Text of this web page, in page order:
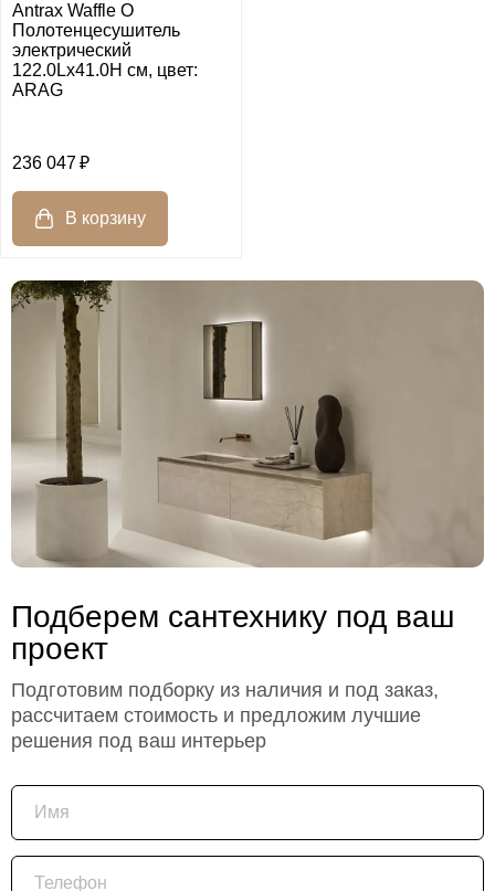
Antrax Waffle O
Полотенцесушитель
электрический
122.0Lх41.0H см, цвет:
ARAG
236 047
Подберем сантехнику под ваш
проект
Подготовим подборку из наличия и под заказ,
рассчитаем стоимость и предложим лучшие
решения под ваш интерьер
Имя
Телефон